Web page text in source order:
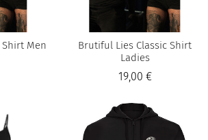
Shirt Men
Brutiful Lies Classic Shirt
Ladies
19,00 €